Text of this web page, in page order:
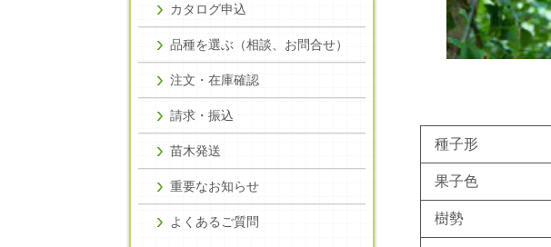
種子形
果子色
樹勢
カタログ申込
品種を選ぶ（相談、お問合せ）
注文・在庫確認
請求・振込
苗木発送
重要なお知らせ
よくあるご質問